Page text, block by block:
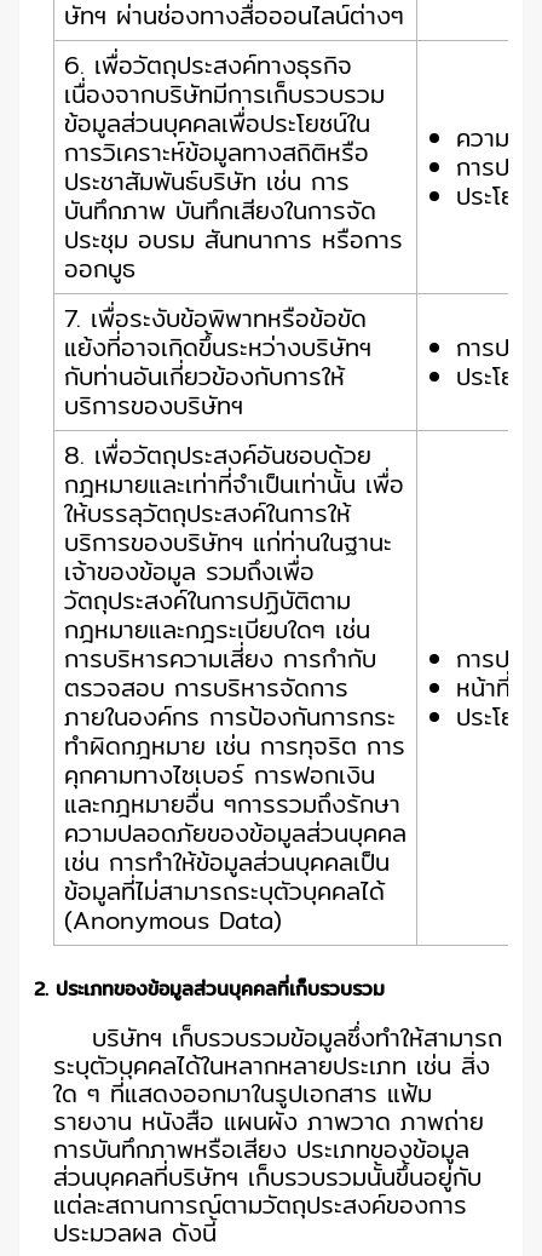
ษัทฯ ผ่านช่องทางสื่อออนไลน์ต่างๆ
6. เพื่อวัตถุประสงค์ทางธุรกิจ
เนื่องจากบริษัทมีการเก็บรวบรวม
ข้อมูลส่วนบุคคลเพื่อประโยชน์ใน
การวิเคราะห์ข้อมูลทางสถิติหรือ
ประชาสัมพันธ์บริษัท เช่น การ
บันทึกภาพ บันทึกเสียงในการจัด
ประชุม อบรม สันทนาการ หรือการ
ออกบูธ
ความยิ
การปฏิ
ประโย
7. เพื่อระงับข้อพิพาทหรือข้อขัด
แย้งที่อาจเกิดขึ้นระหว่างบริษัทฯ
กับท่านอันเกี่ยวข้องกับการให้
บริการของบริษัทฯ
การปฏิ
ประโย
8. เพื่อวัตถุประสงค์อันชอบด้วย
กฎหมายและเท่าที่จำเป็นเท่านั้น เพื่อ
ให้บรรลุวัตถุประสงค์ในการให้
บริการของบริษัทฯ แก่ท่านในฐานะ
เจ้าของข้อมูล รวมถึงเพื่อ
วัตถุประสงค์ในการปฏิบัติตาม
กฎหมายและกฎระเบียบใดๆ เช่น
การบริหารความเสี่ยง การกำกับ
ตรวจสอบ การบริหารจัดการ
ภายในองค์กร การป้องกันการกระ
ทำผิดกฎหมาย เช่น การทุจริต การ
คุกคามทางไซเบอร์ การฟอกเงิน
และกฎหมายอื่น ๆการรวมถึงรักษา
ความปลอดภัยของข้อมูลส่วนบุคคล
เช่น การทำให้ข้อมูลส่วนบุคคลเป็น
ข้อมูลที่ไม่สามารถระบุตัวบุคคลได้
(Anonymous Data)
การปฏิ
หน้าที่ต
ประโย
2. ประเภทของข้อมูลส่วนบุคคลที่เก็บรวบรวม
บริษัทฯ เก็บรวบรวมข้อมูลซึ่งทำให้สามารถ
ระบุตัวบุคคลได้ในหลากหลายประเภท เช่น สิ่ง
ใด ๆ ที่แสดงออกมาในรูปเอกสาร แฟ้ม
รายงาน หนังสือ แผนผัง ภาพวาด ภาพถ่าย
การบันทึกภาพหรือเสียง ประเภทของข้อมูล
ส่วนบุคคลที่บริษัทฯ เก็บรวบรวมนั้นขึ้นอยู่กับ
แต่ละสถานการณ์ตามวัตถุประสงค์ของการ
ประมวลผล ดังนี้